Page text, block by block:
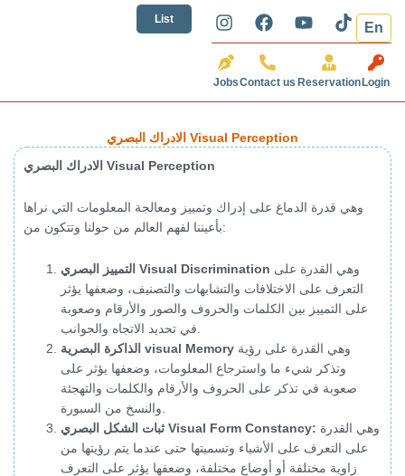
List
I
n
s
t
r
a
F
a
c
e
k
Y
o
t
T
i
t
En
JobsContact us Reservation Login
الادراك البصري Visual Perception
الادراك البصري Visual Perception
وهي قدرة الدماغ على إدراك وتمييز ومعالجة المعلومات التي نراها
بأعيننا لفهم العالم من حولنا وتتكون من:
التمييز البصري Visual Discrimination
التعرف على الاختلافات والتشابهات والتصنيف، وضعفها يؤثر
على التمييز بين الكلمات والحروف والصور والأرقام وصعوبة
الذاكرة البصرية visual Memory
وتذكر شيء ما واسترجاع المعلومات، وضعفها يؤثر على
صعوبة في تذكر على الحروف والأرقام والكلمات والتهجئة
ثبات الشكل البصري Visual Form Constancy:
على التعرف على الأشياء وتسميتها حتى عندما يتم رؤيتها من
زاوية مختلفة أو أوضاع مختلفة، وضعفها يؤثر على التعرف